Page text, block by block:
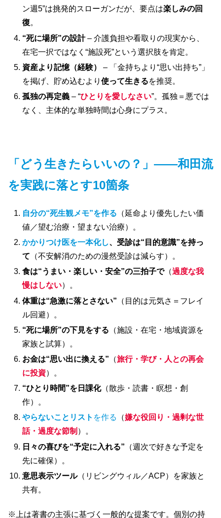
ン週5”は挑発的スローガンだが、要点は楽しみの回
復。
“死に場所”の設計– 介護負担や看取りの現実から、
在宅一択ではなく“施設死”という選択肢を肯定。
資産より記憶（経験）
– 「金持ちより“思い出持ち”」
を掲げ、貯め込むより使って生きるを推奨。
孤独の再定義 – “ひとりを愛しなさい”。孤独＝悪では
なく、主体的な単独時間は心身にプラス。
「どう生きたらいいの？」——和田流
を実践に落とす10箇条
自分の“死生観メモ”を作る （延命より優先したい価
値／望む治療・望まない治療）。
かかりつけ医を一本化し、受診は“目的意識”を持っ
て （不安解消のための漫然受診は減らす）。
食は“うまい・楽しい・安全”の三拍子で（過度な我
慢はしない）。
体重は“急激に落とさない” （目的は元気さ＝フレイ
ル回避）。
“死に場所”の下見をする （施設・在宅・地域資源を
家族と試算）。
お金は“思い出に換える” （旅行・学び・人との再会
に投資）。
“ひとり時間”を日課化（散歩・読書・瞑想・創
作）。
やらないことリスト を作る （嫌な役回り・過剰な世
話・過度な節制 ）。
日々の喜びを“予定に入れる” （週次で好きな予定を
先に確保）。
意思表示ツール（リビングウィル／ACP）を家族と
共有。
※上は著書の主張に基づく一般的な提案です。個別の持